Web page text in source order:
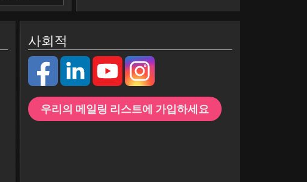
사회적
우리의 메일링 리스트에 가입하세요